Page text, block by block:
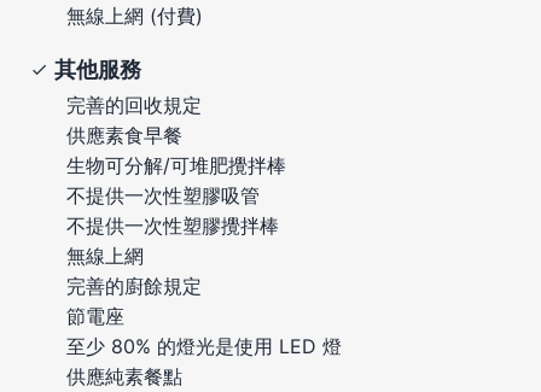
無線上網 (付費)
其他服務
完善的回收規定
供應素食早餐
生物可分解/可堆肥攪拌棒
不提供一次性塑膠吸管
不提供一次性塑膠攪拌棒
無線上網
完善的廚餘規定
節電座
至少 80% 的燈光是使用 LED 燈
供應純素餐點